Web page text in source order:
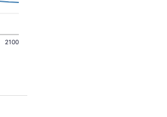
2100